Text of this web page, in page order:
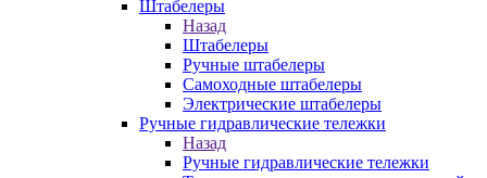
Штабелеры
Назад
Штабелеры
Ручные штабелеры
Самоходные штабелеры
Электрические штабелеры
Ручные гидравлические тележки
Назад
Ручные гидравлические тележки